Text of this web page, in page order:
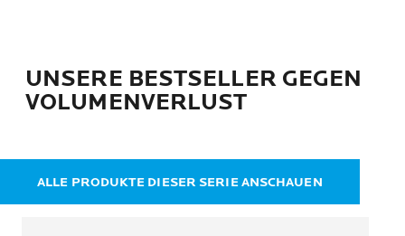
UNSERE BESTSELLER GEGEN
VOLUMENVERLUST
ALLE PRODUKTE DIESER SERIE ANSCHAUEN